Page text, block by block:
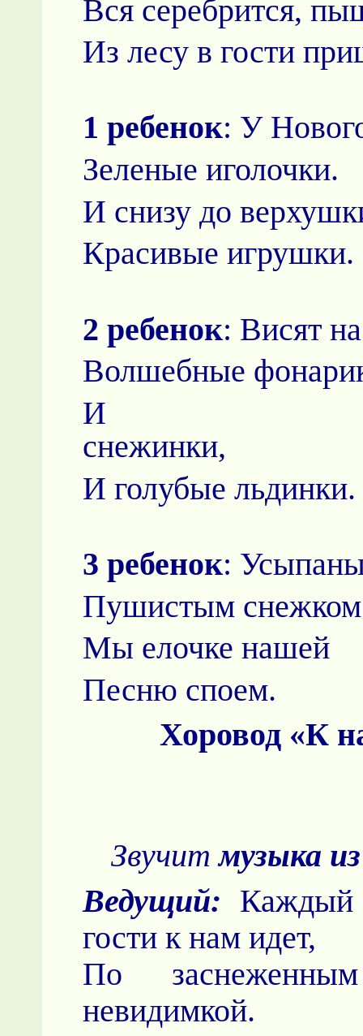
Вся серебрится,
Из лесу в гости
1 ребенок: У
Зеленые иголочки.
И снизу до
Красивые игрушки.
2 ребенок: Висят
Волшебные
И
И голубые льдинки.
3 ребенок:
Пушистым
Мы елочке нашей
Песню споем.
Хоровод «К
Звучитмузыка
Ведущий: Каждый
гости к нам идет,
По
невидимкой.